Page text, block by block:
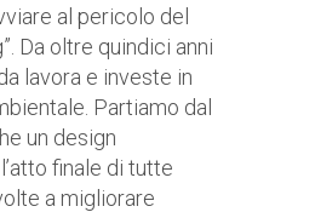
al pericolo del
Da oltre quindici anni
lavora e investe in
Partiamo dal
un design
finale di tutte
a migliorare